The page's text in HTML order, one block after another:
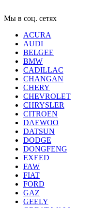
Мы в соц. сетях
ACURA
AUDI
BELGEE
BMW
CADILLAC
CHANGAN
CHERY
CHEVROLET
CHRYSLER
CITROEN
DAEWOO
DATSUN
DODGE
DONGFENG
EXEED
FAW
FIAT
FORD
GAZ
GEELY